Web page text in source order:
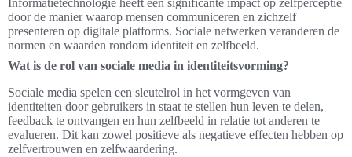
Informatietechnologie heeft een significante impact op zelfperceptie
door de manier waarop mensen communiceren en zichzelf
presenteren op digitale platforms. Sociale netwerken veranderen de
normen en waarden rondom identiteit en zelfbeeld.
Wat is de rol van sociale media in identiteitsvorming?
Sociale media spelen een sleutelrol in het vormgeven van
identiteiten door gebruikers in staat te stellen hun leven te delen,
feedback te ontvangen en hun zelfbeeld in relatie tot anderen te
evalueren. Dit kan zowel positieve als negatieve effecten hebben op
zelfvertrouwen en zelfwaardering.